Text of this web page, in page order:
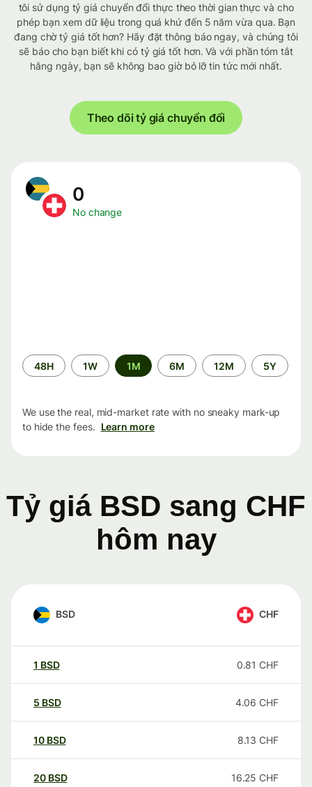
tôi sử dụng tỷ giá chuyển đổi thực theo thời gian thực và cho
phép bạn xem dữ liệu trong quá khứ đến 5 năm vừa qua. Bạn
đang chờ tỷ giá tốt hơn? Hãy đặt thông báo ngay, và chúng tôi
sẽ báo cho bạn biết khi có tỷ giá tốt hơn. Và với phần tóm tắt
hằng ngày, bạn sẽ không bao giờ bỏ lỡ tin tức mới nhất.
Theo dõi tỷ giá chuyển đổi
0
No change
Time
period
48H 1W 1M 6M 12M 5Y
We use the real, mid-market rate with no sneaky mark-up
to hide the fees. Learn more
Tỷ giá BSD sang CHF
hôm nay
BSD CHF
1 BSD 0.81 CHF
5 BSD 4.06 CHF
10 BSD 8.13 CHF
20 BSD 16.25 CHF